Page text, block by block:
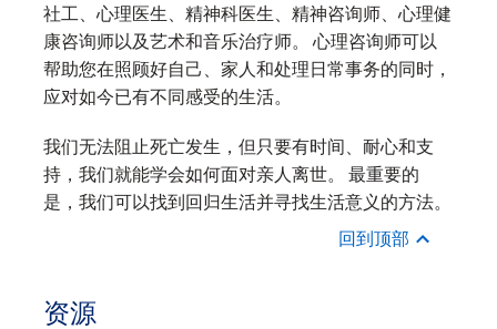
社工、心理医生、精神科医生、精神咨询师、心理健
康咨询师以及艺术和音乐治疗师。 心理咨询师可以
帮助您在照顾好自己、家人和处理日常事务的同时，
应对如今已有不同感受的生活。
我们无法阻止死亡发生，但只要有时间、耐心和支
持，我们就能学会如何面对亲人离世。 最重要的
是，我们可以找到回归生活并寻找生活意义的方法。
回到顶部
资源